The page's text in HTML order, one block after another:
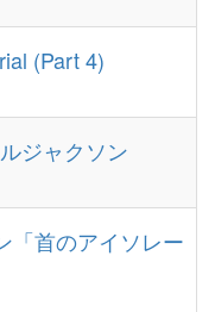
(Part 4)
ジャクソン
「首のアイソレー